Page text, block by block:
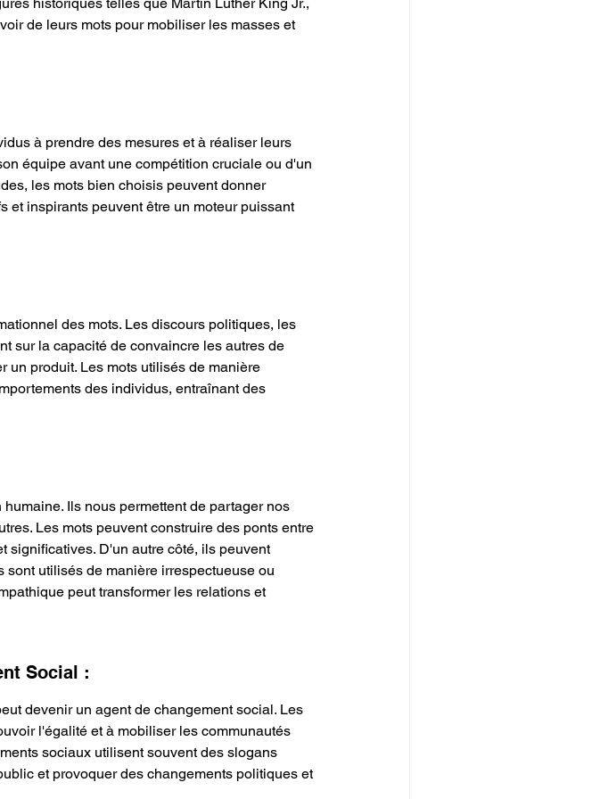
de leurs mots pour mobiliser les masses et
à prendre des mesures et à réaliser leurs
équipe avant une compétition cruciale ou d'un
les mots bien choisis peuvent donner
et inspirants peuvent être un moteur puissant
des mots. Les discours politiques, les
sur la capacité de convaincre les autres de
un produit. Les mots utilisés de manière
des individus, entraînant des
Ils nous permettent de partager nos
Les mots peuvent construire des ponts entre
significatives. D'un autre côté, ils peuvent
utilisés de manière irrespectueuse ou
peut transformer les relations et
Social :
devenir un agent de changement social. Les
l'égalité et à mobiliser les communautés
sociaux utilisent souvent des slogans
et provoquer des changements politiques et